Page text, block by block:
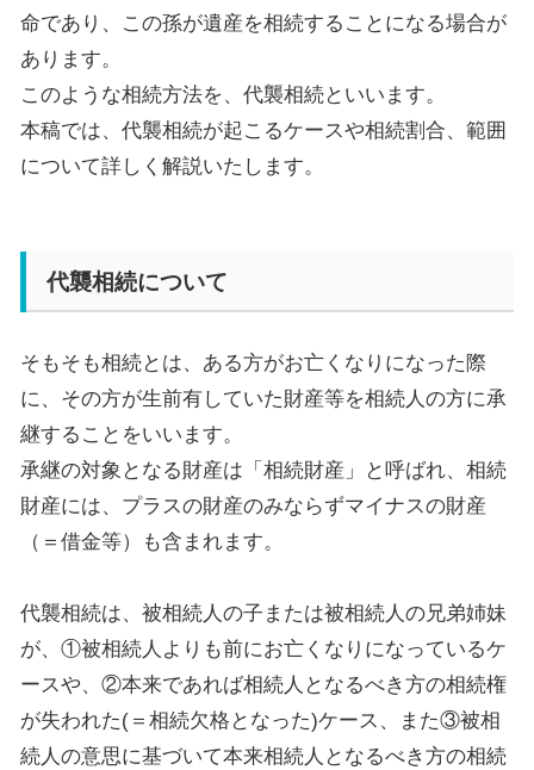
命であり、この孫が遺産を相続することになる場合が
あります。
このような相続方法を、代襲相続といいます。
本稿では、代襲相続が起こるケースや相続割合、範囲
について詳しく解説いたします。
代襲相続について
そもそも相続とは、ある方がお亡くなりになった際
に、その方が生前有していた財産等を相続人の方に承
継することをいいます。
承継の対象となる財産は「相続財産」と呼ばれ、相続
財産には、プラスの財産のみならずマイナスの財産
（＝借金等）も含まれます。
代襲相続は、被相続人の子または被相続人の兄弟姉妹
が、①被相続人よりも前にお亡くなりになっているケ
ースや、②本来であれば相続人となるべき方の相続権
が失われた( ＝相続欠格となった)ケース、また③被相
続人の意思に基づいて本来相続人となるべき方の相続